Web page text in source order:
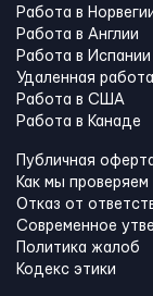
Работа в
Работа в Англии
Работа в Испании
Удаленная работа
Работа в США
Работа в Канадe
Публичная
Как мы
Отказ от
Современное
Политика жалоб
Кодекс этики